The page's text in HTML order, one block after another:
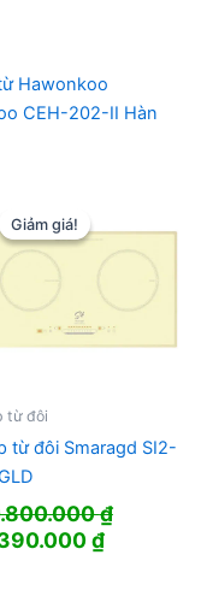
Hawonkoo
CEH-202-II Hàn
Giảm giá!
Giảm giá!
từ đôi
từ đôi Smaragd SI2-
₫
₫Giá